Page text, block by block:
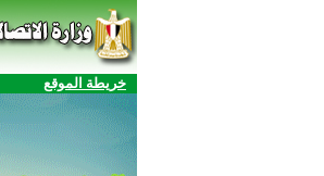
خريطة الموقع